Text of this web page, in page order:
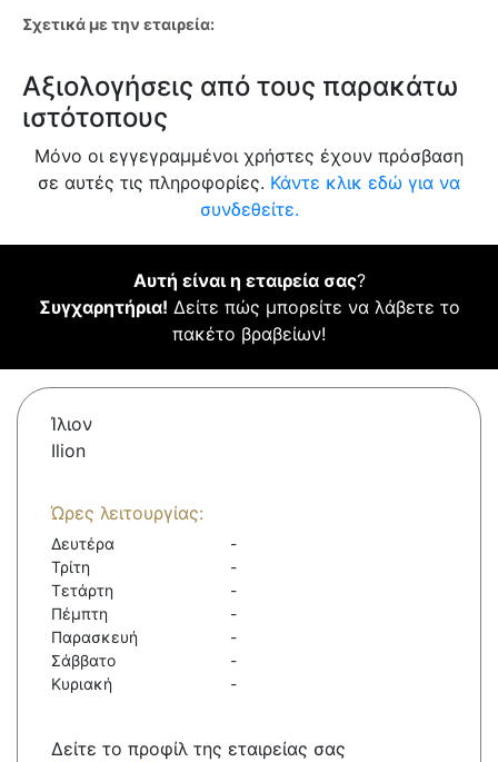
Σχετικά με την εταιρεία:
Αξιολογήσεις από τους παρακάτω
ιστότοπους
Μόνο οι εγγεγραμμένοι χρήστες έχουν πρόσβαση
σε αυτές τις πληροφορίες. Κάντε κλικ εδώ για να
συνδεθείτε.
Αυτή είναι η εταιρεία σας?
Συγχαρητήρια! Δείτε πώς μπορείτε να λάβετε το
πακέτο βραβείων!
Ίλιον
Ilion
Ώρες λειτουργίας:
Δευτέρα
-
Τρίτη
-
Τετάρτη
-
Πέμπτη
-
Παρασκευή
-
Σάββατο
-
Κυριακή
-
Δείτε το προφίλ της εταιρείας σας